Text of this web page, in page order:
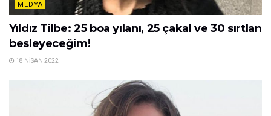
MEDYA
Yıldız Tilbe: 25 boa yılanı, 25 çakal ve 30 sırtlan
besleyeceğim!
18 NISAN 2022